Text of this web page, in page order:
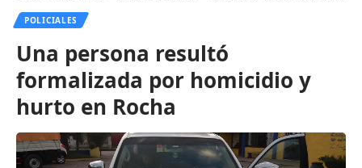
POLICIALES
Una persona resultó
formalizada por homicidio y
hurto en Rocha